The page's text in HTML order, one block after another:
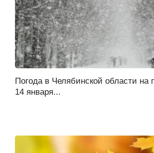
Погода в Челябинской области на
14 января...